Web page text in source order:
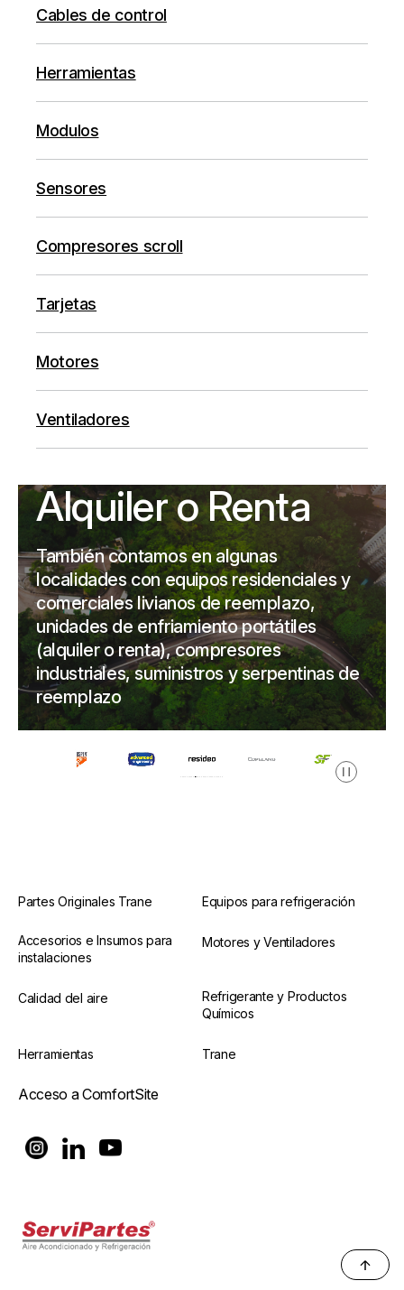
Cables de control
Herramientas
Modulos
Sensores
Compresores scroll
Tarjetas
Motores
Ventiladores
Alquiler o Renta
También contamos en algunas
localidades con equipos residenciales y
comerciales livianos de reemplazo,
unidades de enfriamiento portátiles
(alquiler o renta), compresores
industriales, suministros y serpentinas de
reemplazo
Pausa
Partes Originales Trane Equipos para refrigeración
Accesorios e Insumos para
instalaciones
Motores y Ventiladores
Calidad del aire
Refrigerante y Productos
Químicos
Herramientas Trane
Acceso a ComfortSite